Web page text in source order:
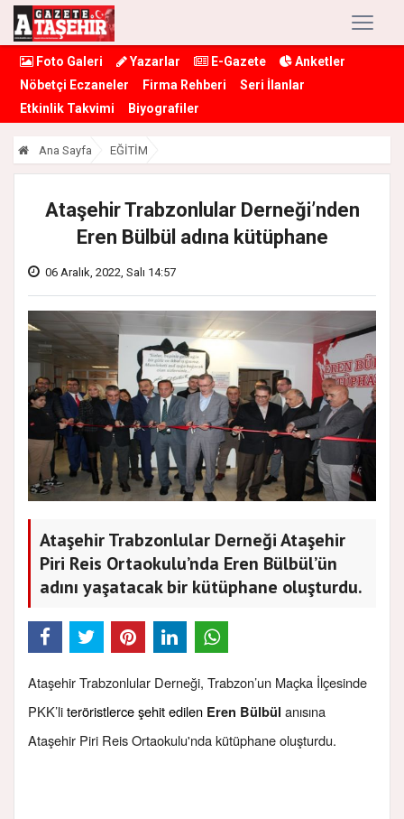
Foto Galeri Yazarlar E-Gazete
Anketler
Nöbetçi Eczaneler
Firma Rehberi
Seri İlanlar
Etkinlik Takvimi
Biyografiler
Ana Sayfa EĞİTİM
Ataşehir Trabzonlular Derneği’nden
Eren Bülbül adına kütüphane
06 Aralık, 2022, Salı 14:57
Ataşehir Trabzonlular Derneği Ataşehir
Piri Reis Ortaokulu’nda Eren Bülbül’ün
adını yaşatacak bir kütüphane oluşturdu.
Ataşehir Trabzonlular Derneği, Trabzon’un Maçka İlçesinde
PKK’literöristlerce şehit edilen Eren Bülbül anısına
Ataşehir Piri Reis Ortaokulu'nda kütüphane oluşturdu.